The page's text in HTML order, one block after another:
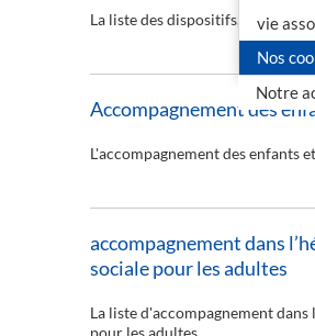
vie
Nos
Notre
La liste des dispositifs, services et
Accompagnement des
L'accompagnement des enfants
accompagnement dans
sociale pour les adultes
La liste d'accompagnement dans
pour les adultes